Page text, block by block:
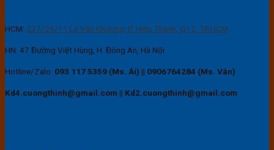
HCM: 237/29/11 Lê Văn Khương, P. Hiệp Thành, Q12, TP.HCM
HN: 47 Đường Việt Hùng, H. Đông An, Hà Nội
Hotline/Zalo: 093 117 5359 (Ms. Ái) || 0906764284 (Ms. Vân)
Kd4.cuongthinh@gmail.com || Kd2.cuongthinh@gmail.com